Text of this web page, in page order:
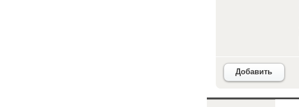
Добавить